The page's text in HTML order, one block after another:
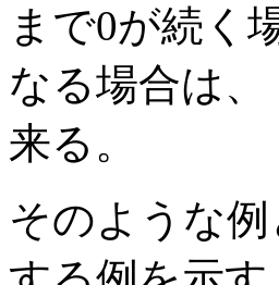
まで0が続く
なる場合は
来る。
そのような